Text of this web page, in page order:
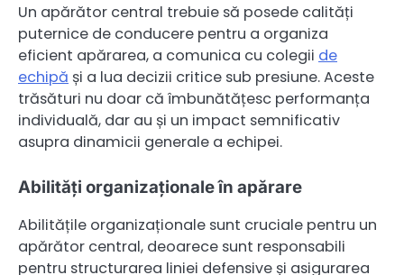
Un apărător central trebuie să posede calități
puternice de conducere pentru a organiza
eficient apărarea, a comunica cu colegii de
echipă și a lua decizii critice sub presiune. Aceste
trăsături nu doar că îmbunătățesc performanța
individuală, dar au și un impact semnificativ
asupra dinamicii generale a echipei.
Abilități organizaționale în apărare
Abilitățile organizaționale sunt cruciale pentru un
apărător central, deoarece sunt responsabili
pentru structurarea liniei defensive și asigurarea